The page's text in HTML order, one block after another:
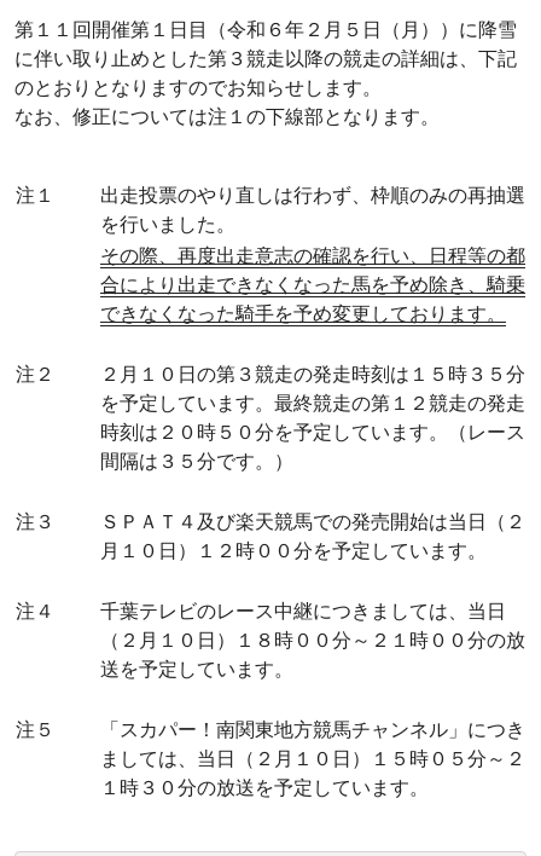
第１１回開催第１日目（令和６年２月５日（月））に降雪
に伴い取り止めとした第３競走以降の競走の詳細は、下記
のとおりとなりますのでお知らせします。
なお、修正については注１の下線部となります。
注１
出走投票のやり直しは行わず、枠順のみの再抽選
を行いました。
その際、再度出走意志の確認を行い、日程等の都
合により出走できなくなった馬を予め除き、騎乗
できなくなった騎手を予め変更しております。
注２
２月１０日の第３競走の発走時刻は１５時３５分
を予定しています。最終競走の第１２競走の発走
時刻は２０時５０分を予定しています。（レース
間隔は３５分です。）
注３
ＳＰＡＴ４及び楽天競馬での発売開始は当日（２
月１０日）１２時００分を予定しています。
注４
千葉テレビのレース中継につきましては、当日
（２月１０日）１８時００分～２１時００分の放
送を予定しています。
注５
「スカパー！南関東地方競馬チャンネル」につき
ましては、当日（２月１０日）１５時０５分～２
１時３０分の放送を予定しています。